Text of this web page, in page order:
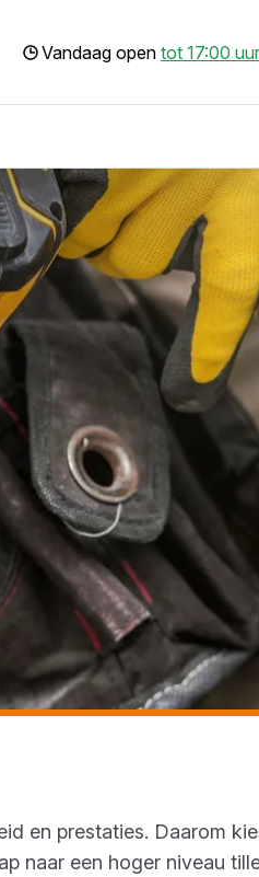
Vandaag open tot 17:00 uur
en prestaties. Daarom
naar een hoger niveau